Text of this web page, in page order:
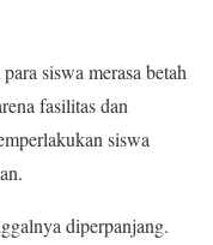
siswa merasa betah
fasilitas dan
siswa
diperpanjang.